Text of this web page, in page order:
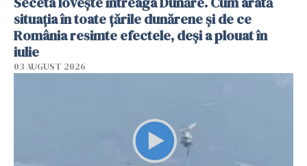
situația în toate țările dunărene și de ce
România resimte efectele, deși a plouat în
iulie
03 AUGUST 2026